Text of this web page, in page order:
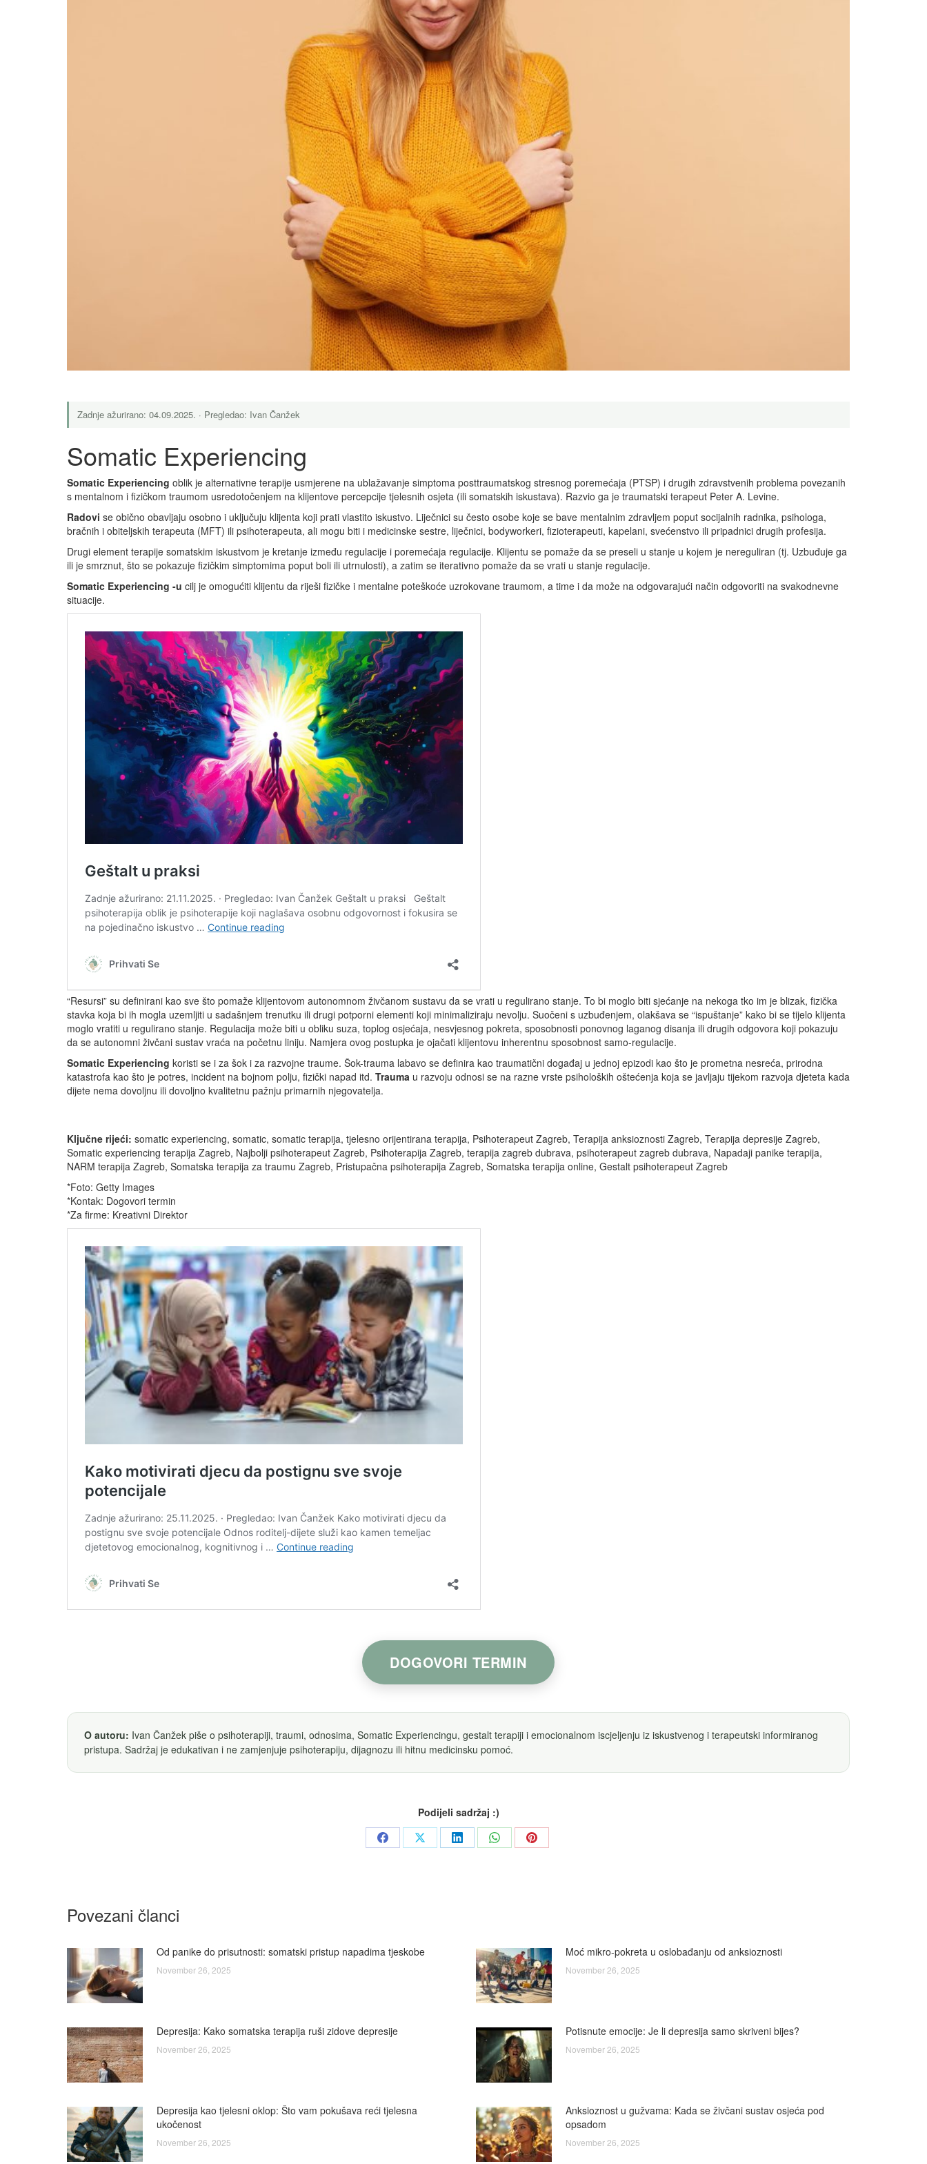
Zadnje ažurirano: 04.09.2025. · Pregledao: Ivan Čanžek
Somatic Experiencing
Somatic Experiencing oblik je alternativne terapije usmjerene na ublažavanje simptoma posttraumatskog stresnog poremećaja (PTSP) i drugih zdravstvenih problema povezanih
s mentalnom i fizičkom traumom usredotočenjem na klijentove percepcije tjelesnih osjeta (ili somatskih iskustava). Razvio ga je traumatski terapeut Peter A. Levine.
Radovi se obično obavljaju osobno i uključuju klijenta koji prati vlastito iskustvo. Liječnici su često osobe koje se bave mentalnim zdravljem poput socijalnih radnika, psihologa,
bračnih i obiteljskih terapeuta (MFT) ili psihoterapeuta, ali mogu biti i medicinske sestre, liječnici, bodyworkeri, fizioterapeuti, kapelani, svećenstvo ili pripadnici drugih profesija.
Drugi element terapije somatskim iskustvom je kretanje između regulacije i poremećaja regulacije. Klijentu se pomaže da se preseli u stanje u kojem je nereguliran (tj. Uzbuđuje ga
ili je smrznut, što se pokazuje fizičkim simptomima poput boli ili utrnulosti), a zatim se iterativno pomaže da se vrati u stanje regulacije.
Somatic Experiencing -u cilj je omogućiti klijentu da riješi fizičke i mentalne poteškoće uzrokovane traumom, a time i da može na odgovarajući način odgovoriti na svakodnevne
situacije.
“Resursi” su definirani kao sve što pomaže klijentovom autonomnom živčanom sustavu da se vrati u regulirano stanje. To bi moglo biti sjećanje na nekoga tko im je blizak, fizička
stavka koja bi ih mogla uzemljiti u sadašnjem trenutku ili drugi potporni elementi koji minimaliziraju nevolju. Suočeni s uzbuđenjem, olakšava se “ispuštanje” kako bi se tijelo klijenta
moglo vratiti u regulirano stanje. Regulacija može biti u obliku suza, toplog osjećaja, nesvjesnog pokreta, sposobnosti ponovnog laganog disanja ili drugih odgovora koji pokazuju
da se autonomni živčani sustav vraća na početnu liniju. Namjera ovog postupka je ojačati klijentovu inherentnu sposobnost samo-regulacije.
Somatic Experiencing koristi se i za šok i za razvojne traume. Šok-trauma labavo se definira kao traumatični događaj u jednoj epizodi kao što je prometna nesreća, prirodna
katastrofa kao što je potres, incident na bojnom polju, fizički napad itd. Trauma u razvoju odnosi se na razne vrste psiholoških oštećenja koja se javljaju tijekom razvoja djeteta kada
dijete nema dovoljnu ili dovoljno kvalitetnu pažnju primarnih njegovatelja.
Ključne rijeći: somatic experiencing, somatic, somatic terapija, tjelesno orijentirana terapija, Psihoterapeut Zagreb, Terapija anksioznosti Zagreb, Terapija depresije Zagreb,
Somatic experiencing terapija Zagreb, Najbolji psihoterapeut Zagreb, Psihoterapija Zagreb, terapija zagreb dubrava, psihoterapeut zagreb dubrava, Napadaji panike terapija,
NARM terapija Zagreb, Somatska terapija za traumu Zagreb, Pristupačna psihoterapija Zagreb, Somatska terapija online, Gestalt psihoterapeut Zagreb
*Foto: Getty Images
*Kontak: Dogovori termin
*Za firme: Kreativni Direktor
DOGOVORI TERMIN
O autoru: Ivan Čanžek piše o psihoterapiji, traumi, odnosima, Somatic Experiencingu, gestalt terapiji i emocionalnom iscjeljenju iz iskustvenog i terapeutski informiranog
pristupa. Sadržaj je edukativan i ne zamjenjuje psihoterapiju, dijagnozu ili hitnu medicinsku pomoć.
Podijeli sadržaj :)
Share Share Share Share Share
Povezani članci
Od panike do prisutnosti: somatski pristup napadima tjeskobe
November 26, 2025
Moć mikro-pokreta u oslobađanju od anksioznosti
November 26, 2025
Depresija: Kako somatska terapija ruši zidove depresije
November 26, 2025
Potisnute emocije: Je li depresija samo skriveni bijes?
November 26, 2025
Depresija kao tjelesni oklop: Što vam pokušava reći tjelesna
ukočenost
November 26, 2025
Anksioznost u gužvama: Kada se živčani sustav osjeća pod
opsadom
November 26, 2025